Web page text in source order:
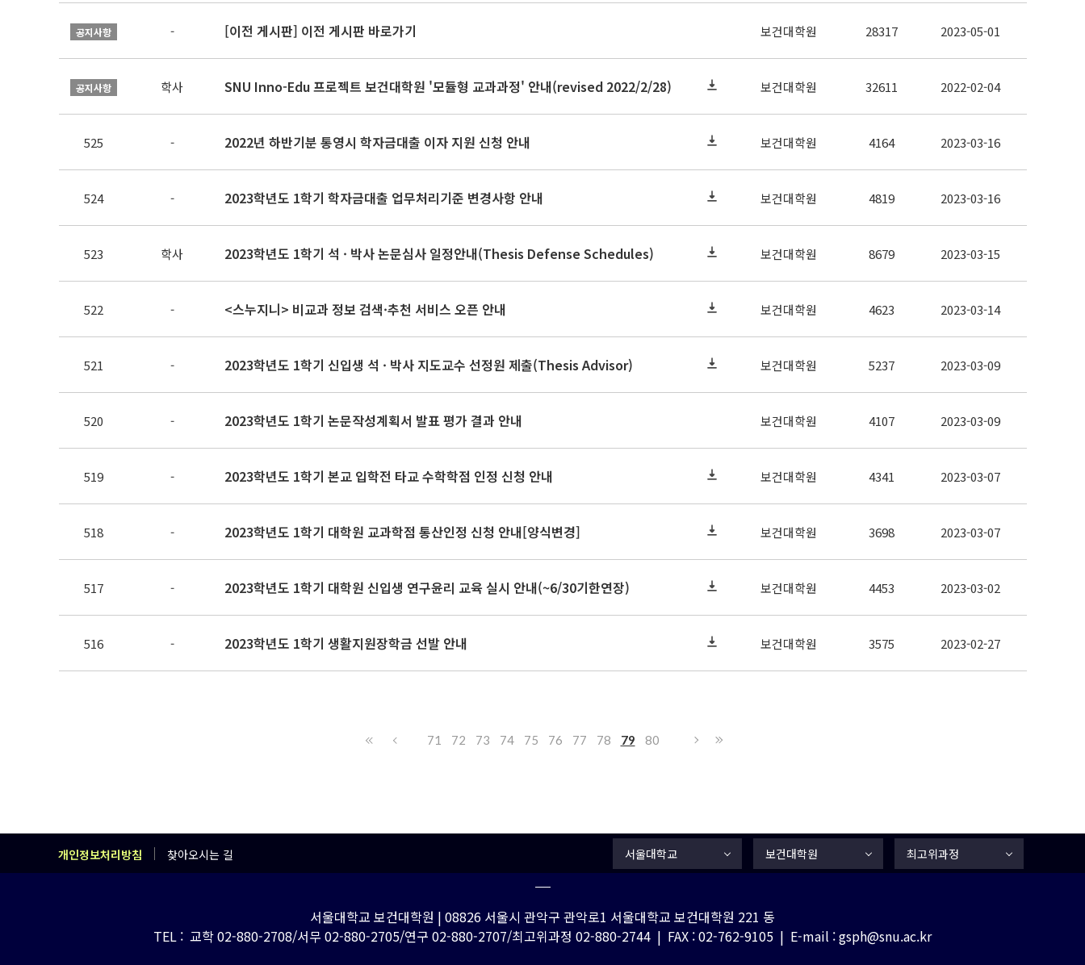
공지사항 - [이전 게시판] 이전 게시판 바로가기 보건대학원 28317 2023-05-01
공지사항 학사 SNU Inno-Edu 프로젝트 보건대학원 '모듈형 교과과정' 안내(revised 2022/2/28) 보건대학원 32611 2022-02-04
525 - 2022년 하반기분 통영시 학자금대출 이자 지원 신청 안내 보건대학원 4164 2023-03-16
524 - 2023학년도 1학기 학자금대출 업무처리기준 변경사항 안내 보건대학원 4819 2023-03-16
523 학사 2023학년도 1학기 석 · 박사 논문심사 일정안내(Thesis Defense Schedules) 보건대학원 8679 2023-03-15
522 - <스누지니> 비교과 정보 검색·추천 서비스 오픈 안내 보건대학원 4623 2023-03-14
521 - 2023학년도 1학기 신입생 석 · 박사 지도교수 선정원 제출(Thesis Advisor) 보건대학원 5237 2023-03-09
520 - 2023학년도 1학기 논문작성계획서 발표 평가 결과 안내 보건대학원 4107 2023-03-09
519 - 2023학년도 1학기 본교 입학전 타교 수학학점 인정 신청 안내 보건대학원 4341 2023-03-07
518 - 2023학년도 1학기 대학원 교과학점 통산인정 신청 안내[양식변경] 보건대학원 3698 2023-03-07
517 - 2023학년도 1학기 대학원 신입생 연구윤리 교육 실시 안내(~6/30기한연장) 보건대학원 4453 2023-03-02
516 - 2023학년도 1학기 생활지원장학금 선발 안내 보건대학원 3575 2023-02-27
71 72 73 74 75 76 77 78 79 80
개인정보처리방침 찾아오시는 길 서울대학교 보건대학원 최고위과정
서울대학교 보건대학원 | 08826 서울시 관악구 관악로1 서울대학교 보건대학원 221 동
TEL : 교학 02-880-2708/서무 02-880-2705/연구 02-880-2707/최고위과정 02-880-2744 | FAX : 02-762-9105 | E-mail : gsph@snu.ac.kr